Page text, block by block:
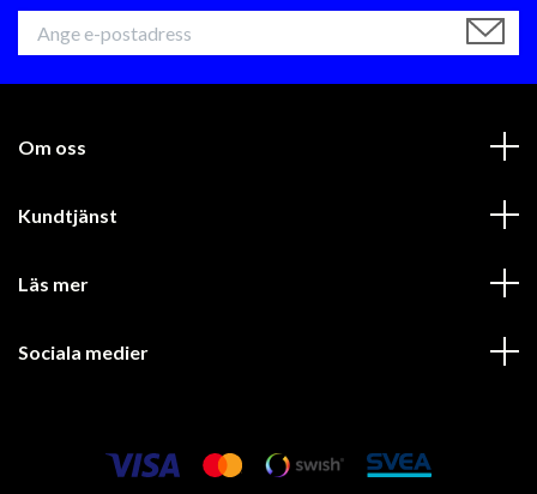
Om oss
Kundtjänst
Läs mer
Sociala medier